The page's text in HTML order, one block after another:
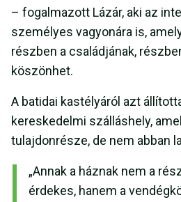
– fogalmazott Lázár, aki az
személyes vagyonára is,
részben a családjának,
köszönhet.
A batidai kastélyáról azt
kereskedelmi szálláshely,
tulajdonrésze, de nem abban
„Annak a háznak nem a
érdekes, hanem a